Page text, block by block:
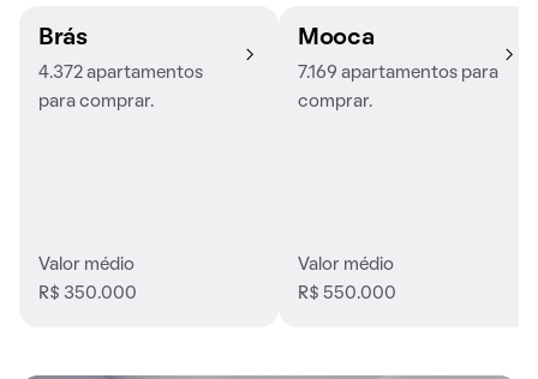
Brás
4.372 apartamentos
para comprar.
Valor médio
R$ 350.000
Mooca
7.169 apartamentos para
comprar.
Valor médio
R$ 550.000